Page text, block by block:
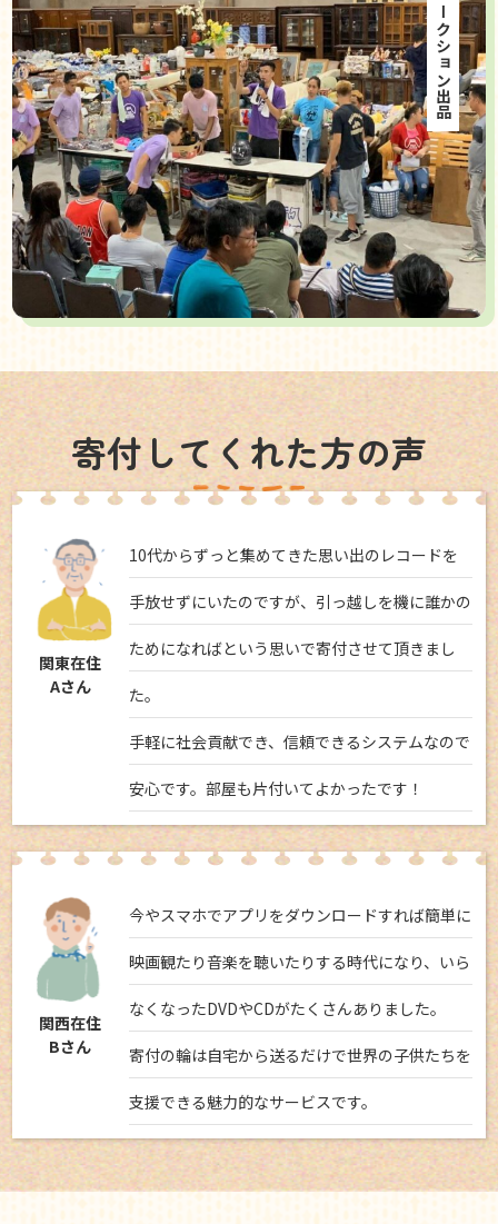
海外オークション出品
寄付してくれた方の声
関東在住
Aさん
10代からずっと集めてきた思い出のレコードを
手放せずにいたのですが、引っ越しを機に誰かの
ためになればという思いで寄付させて頂きまし
た。
手軽に社会貢献でき、信頼できるシステムなので
安心です。部屋も片付いてよかったです！
関西在住
Bさん
今やスマホでアプリをダウンロードすれば簡単に
映画観たり音楽を聴いたりする時代になり、いら
なくなったDVDやCDがたくさんありました。
寄付の輪は自宅から送るだけで世界の子供たちを
支援できる魅力的なサービスです。